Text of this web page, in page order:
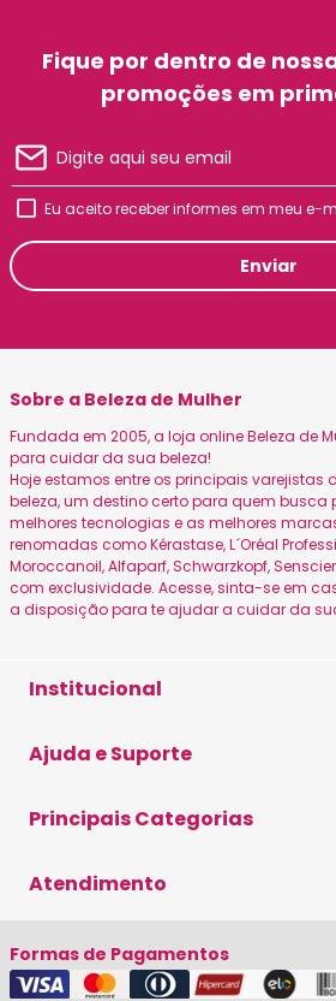
Fique por dentro de
promoções em
Eu aceito receber informes em meu e-
Enviar
Sobre a Beleza de Mulher
Fundada em 2005, a loja online Beleza de
para cuidar da sua beleza!
Hoje estamos entre os principais varejistas
beleza, um destino certo para quem busca
melhores tecnologias e as melhores
renomadas como Kérastase, L´Oréal
Moroccanoil, Alfaparf, Schwarzkopf,
com exclusividade. Acesse, sinta-se em
a disposição para te ajudar a cuidar da
Institucional
Política de Privacidade
Ajuda e Suporte
Trocas e Devoluções
Fale Conosco
Principais Categorias
Máscara
Cronograma Capilar
Atendimento
(19) 3579-9500
(19) 98202-1444
Formas de Pagamentos